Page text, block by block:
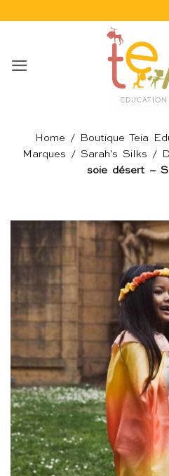
Home / Boutique Teia
Marques / Sarah's Silks /
soie désert –